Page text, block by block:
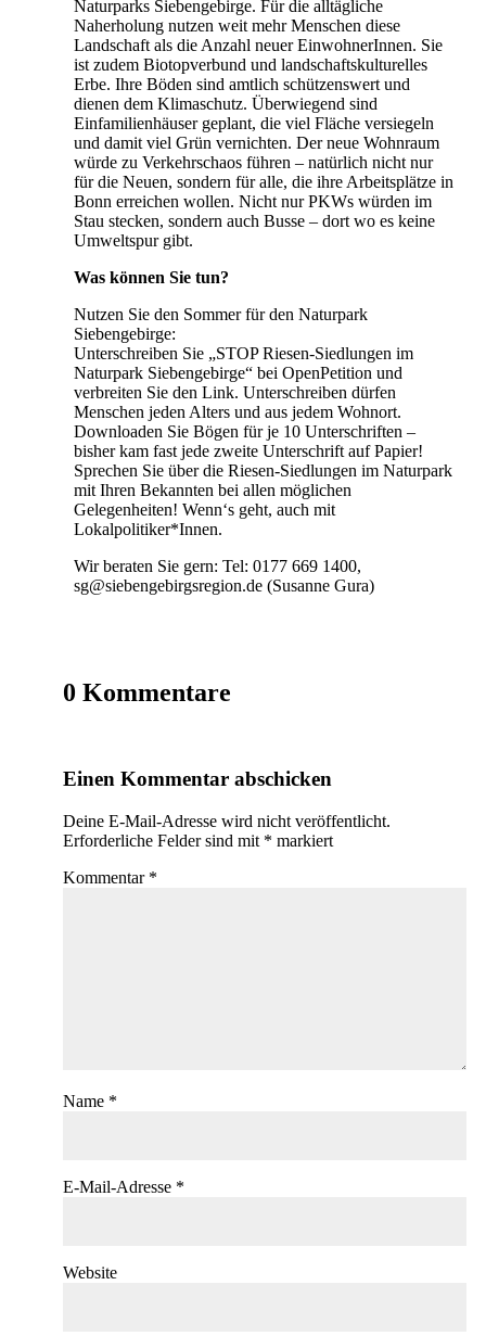
Naturparks Siebengebirge. Für die alltägliche
Naherholung nutzen weit mehr Menschen diese
Landschaft als die Anzahl neuer EinwohnerInnen. Sie
ist zudem Biotopverbund und landschaftskulturelles
Erbe. Ihre Böden sind amtlich schützenswert und
dienen dem Klimaschutz. Überwiegend sind
Einfamilienhäuser geplant, die viel Fläche versiegeln
und damit viel Grün vernichten. Der neue Wohnraum
würde zu Verkehrschaos führen – natürlich nicht nur
für die Neuen, sondern für alle, die ihre Arbeitsplätze in
Bonn erreichen wollen. Nicht nur PKWs würden im
Stau stecken, sondern auch Busse – dort wo es keine
Umweltspur gibt.
Was können Sie tun?
Nutzen Sie den Sommer für den Naturpark
Siebengebirge:
Unterschreiben Sie „STOP Riesen-Siedlungen im
Naturpark Siebengebirge“ bei OpenPetition und
verbreiten Sie den Link. Unterschreiben dürfen
Menschen jeden Alters und aus jedem Wohnort.
Downloaden Sie Bögen für je 10 Unterschriften –
bisher kam fast jede zweite Unterschrift auf Papier!
Sprechen Sie über die Riesen-Siedlungen im Naturpark
mit Ihren Bekannten bei allen möglichen
Gelegenheiten! Wenn‘s geht, auch mit
Lokalpolitiker*Innen.
Wir beraten Sie gern: Tel: 0177 669 1400,
sg@siebengebirgsregion.de (Susanne Gura)
0 Kommentare
Einen Kommentar abschicken
Deine E-Mail-Adresse wird nicht veröffentlicht.
Erforderliche Felder sind mit * markiert
Kommentar *
Name *
E-Mail-Adresse *
Website